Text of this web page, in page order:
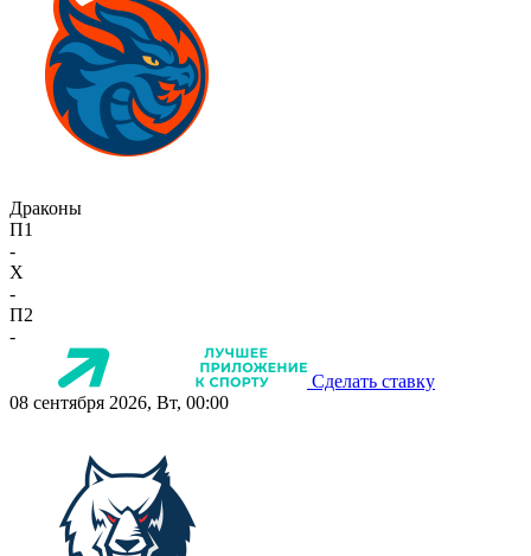
Драконы
П1
-
X
-
П2
-
Сделать ставку
08 сентября 2026, Вт, 00:00